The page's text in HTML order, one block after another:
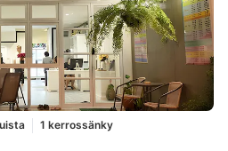
1 kerrossänky